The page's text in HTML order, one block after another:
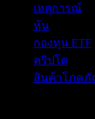
เหตุการณ์
หุ้น
กองทุน ETF
คริปโต
สินค้าโภค